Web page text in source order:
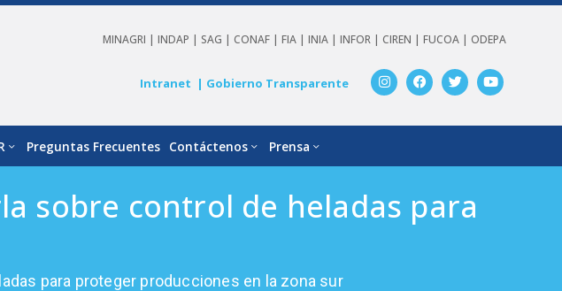
MINAGRI |INDAP | SAG | CONAF |FIA |INIA |INFOR | CIREN |FUCOA | ODEPA
Intranet | Gobierno Transparente
Preguntas Frecuentes Contáctenos Prensa
sobre control de heladas para
para proteger producciones en la zona sur